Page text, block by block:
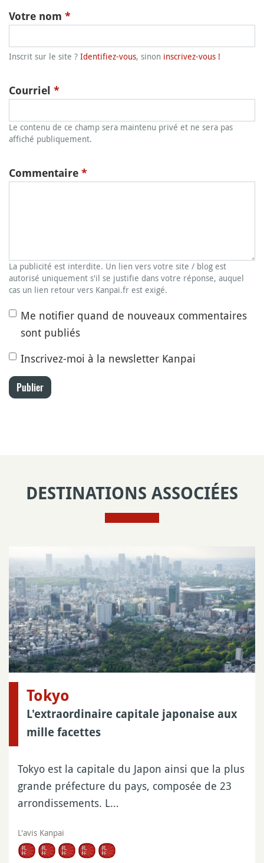
Votre nom *
Inscrit sur le site ? Identifiez-vous, sinon inscrivez-vous !
Courriel *
Le contenu de ce champ sera maintenu privé et ne sera pas
affiché publiquement.
Commentaire *
La publicité est interdite. Un lien vers votre site / blog est
autorisé uniquement s'il se justifie dans votre réponse, auquel
cas un lien retour vers Kanpai.fr est exigé.
Me notifier quand de nouveaux commentaires
sont publiés
Inscrivez-moi à la newsletter Kanpai
Publier
DESTINATIONS ASSOCIÉES
Tokyo
L'extraordinaire capitale japonaise aux
mille facettes
Tokyo est la capitale du Japon ainsi que la plus
grande préfecture du pays, composée de 23
arrondissements. L…
L'avis Kanpai